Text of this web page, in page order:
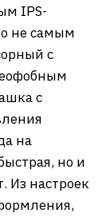
IPS-
не самым
с
с
на
но и
Из настроек